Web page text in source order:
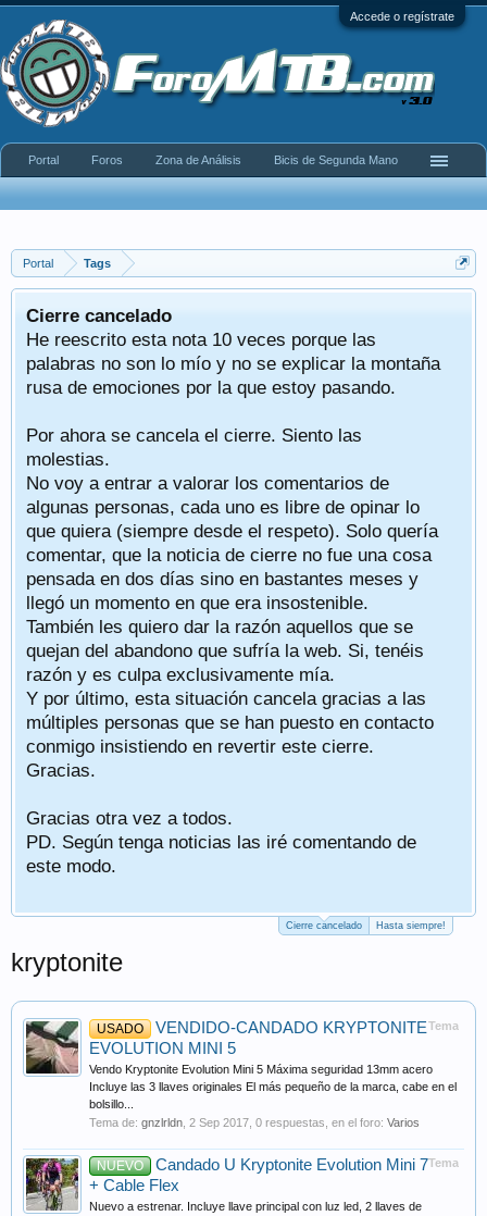
Accede o regístrate
Portal Tags
Cierre cancelado
He reescrito esta nota 10 veces porque las
palabras no son lo mío y no se explicar la montaña
rusa de emociones por la que estoy pasando.
Por ahora se cancela el cierre. Siento las
molestias.
No voy a entrar a valorar los comentarios de
algunas personas, cada uno es libre de opinar lo
que quiera (siempre desde el respeto). Solo quería
comentar, que la noticia de cierre no fue una cosa
pensada en dos días sino en bastantes meses y
llegó un momento en que era insostenible.
También les quiero dar la razón aquellos que se
quejan del abandono que sufría la web. Si, tenéis
razón y es culpa exclusivamente mía.
Y por último, esta situación cancela gracias a las
múltiples personas que se han puesto en contacto
conmigo insistiendo en revertir este cierre.
Gracias.
Gracias otra vez a todos.
PD. Según tenga noticias las iré comentando de
este modo.
Cierre cancelado Hasta siempre!
kryptonite
Tema
USADO
VENDIDO-CANDADO KRYPTONITE
EVOLUTION MINI 5
Vendo Kryptonite Evolution Mini 5 Máxima seguridad 13mm acero
Incluye las 3 llaves originales El más pequeño de la marca, cabe en el
bolsillo...
Tema de: gnzlrldn 2 Sep 2017 , 0 respuestas, en el foro: Varios
Tema
NUEVO
Candado U Kryptonite Evolution Mini 7
+ Cable Flex
Nuevo a estrenar. Incluye llave principal con luz led, 2 llaves de
Portal Foros Zona de Análisis Bicis de Segunda Mano